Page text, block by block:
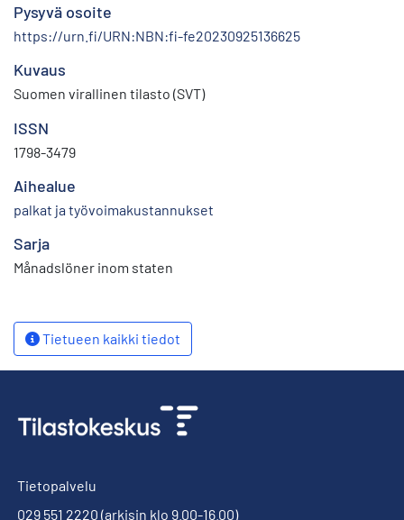
Pysyvä osoite
https://urn.fi/URN:NBN:fi-fe20230925136625
Kuvaus
Suomen virallinen tilasto (SVT)
ISSN
1798-3479
Aihealue
palkat ja työvoimakustannukset
Sarja
Månadslöner inom staten
Tietueen kaikki tiedot
Tietopalvelu
029 551 2220 (arkisin klo 9.00-16.00)